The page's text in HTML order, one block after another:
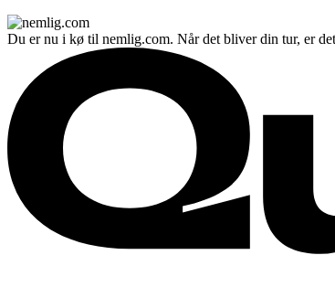
Du er nu i kø til nemlig.com. Når det bliver din tur, er